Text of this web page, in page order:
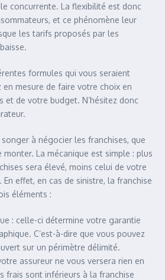
concurrente. La flexibilité est donc
et ce phénomène leur
les tarifs proposés par les
formules qui vous seraient
en mesure de faire votre choix en
et de votre budget. N’hésitez donc
à négocier les franchises, que
La mécanique est simple : plus
sera élevé, moins celui de votre
effet, en cas de sinistre, la franchise
éléments :
: celle-ci détermine votre garantie
C’est-à-dire que vous pouvez
sur un périmètre délimité.
assureur ne vous versera rien en
frais sont inférieurs à la franchise